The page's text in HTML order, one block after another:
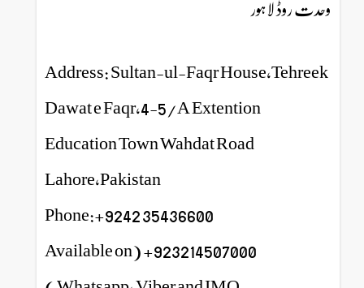
وحدت روڈ لاہور
Address: Sultan-ul-Faqr House,Tehreek
Dawat e Faqr,4-5/A Extention
Education Town Wahdat Road
Lahore,Pakistan
Phone:+9242 35436600
923214507000+ (Available on